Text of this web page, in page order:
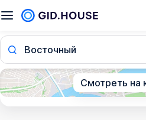
Восточный
Смотреть на